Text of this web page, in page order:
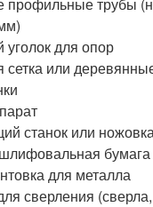
уголок для опор
сетка или
станок или
бумага
для металла
сверления